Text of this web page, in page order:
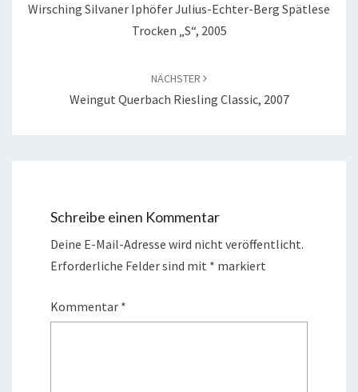
Wirsching Silvaner Iphöfer Julius-Echter-Berg Spätlese
Trocken „S“, 2005
NÄCHSTER
Weingut Querbach Riesling Classic, 2007
Schreibe einen Kommentar
Deine E-Mail-Adresse wird nicht veröffentlicht.
Erforderliche Felder sind mit * markiert
Kommentar *